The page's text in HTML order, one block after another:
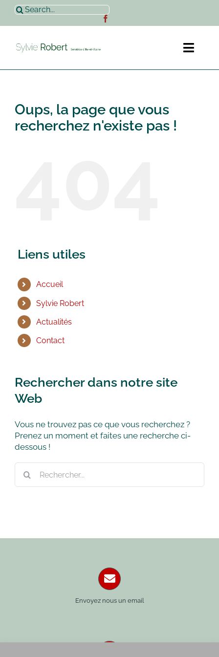
Passer
contenu
Rechercher:
Sylvie Robert
Oups, la page que vous
recherchez n'existe pas !
Liens utiles
Accueil
Sylvie Robert
Actualités
Contact
Rechercher dans notre site
Web
Vous ne trouvez pas ce que vous recherchez ?
Prenez un moment et faites une recherche ci-
dessous !
Envoyez nous un email